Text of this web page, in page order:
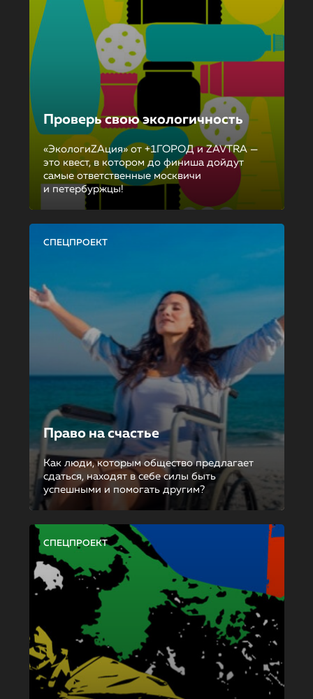
Проверь свою экологичность
«ЭкологиZAция» от +1ГОРОД и ZAVTRA —
это квест, в котором до финиша дойдут
самые ответственные москвичи
и петербуржцы!
СПЕЦПРОЕКТ
Право на счастье
Как люди, которым общество предлагает
сдаться, находят в себе силы быть
успешными и помогать другим?
СПЕЦПРОЕКТ